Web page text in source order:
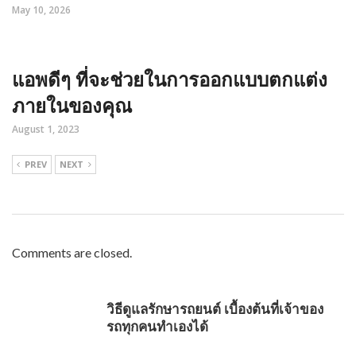
May 10, 2026
แอพดีๆ ที่จะช่วยในการออกแบบตกแต่ง
ภายในของคุณ
August 1, 2023
PREV NEXT
Comments are closed.
วิธีดูแลรักษารถยนต์ เบื้องต้นที่เจ้าของ
รถทุกคนทำเองได้